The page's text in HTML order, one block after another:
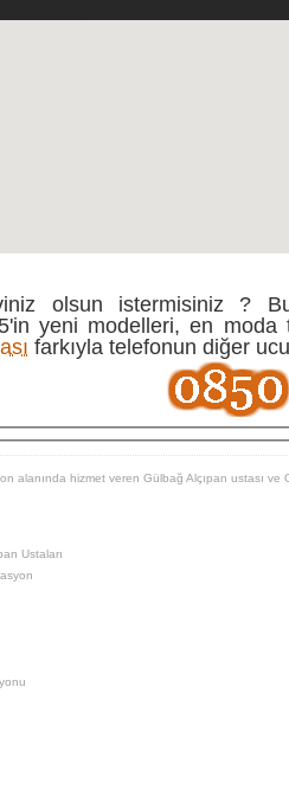
olsun istermisiniz ?
yeni modelleri, en moda
farkıyla telefonun diğer
alanında hizmet veren Gülbağ Alçıpan ustası ve
Ustaları